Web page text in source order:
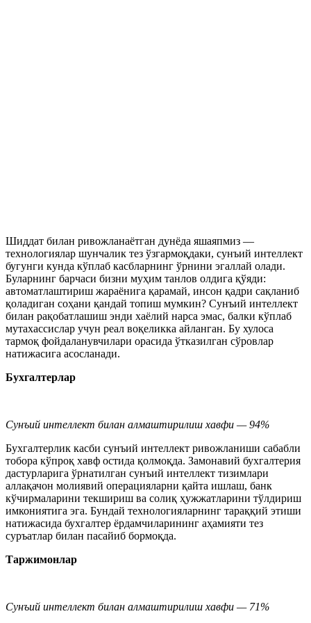
Шиддат билан ривожланаётган дунёда яшаяпмиз —
технологиялар шунчалик тез ўзгармоқдаки, сунъий интеллект
бугунги кунда кўплаб касбларнинг ўрнини эгаллай олади.
Буларнинг барчаси бизни муҳим танлов олдига қўяди:
автоматлаштириш жараёнига қарамай, инсон қадри сақланиб
қоладиган соҳани қандай топиш мумкин? Сунъий интеллект
билан рақобатлашиш энди хаёлий нарса эмас, балки кўплаб
мутахассислар учун реал воқеликка айланган. Бу хулоса
тармоқ фойдаланувчилари орасида ўтказилган сўровлар
натижасига асосланади.
Бухгалтерлар
Сунъий интеллект билан алмаштирилиш хавфи — 94%
Бухгалтерлик касби сунъий интеллект ривожланиши сабабли
тобора кўпроқ хавф остида қолмоқда. Замонавий бухгалтерия
дастурларига ўрнатилган сунъий интеллект тизимлари
аллақачон молиявий операцияларни қайта ишлаш, банк
кўчирмаларини текшириш ва солиқ ҳужжатларини тўлдириш
имкониятига эга. Бундай технологияларнинг тараққий этиши
натижасида бухгалтер ёрдамчиларининг аҳамияти тез
суръатлар билан пасайиб бормоқда.
Таржимонлар
Сунъий интеллект билан алмаштирилиш хавфи — 71%